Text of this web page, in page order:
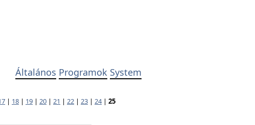
Általános Programok System
| 18 | 19 | 20 | 21 | 22 | 23 | 24| 25